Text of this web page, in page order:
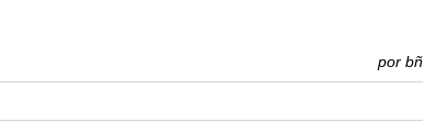
por bñ